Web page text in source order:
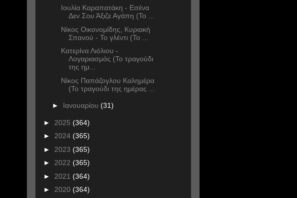
Ιουλία Καραπατάκη - Εσένα
Δεν Σου Άξιζε Αγάπη (Το ...
Νίκος Οικονομίδης, Κυριακή
Σπανού - Το γλέντι (Το ...
Κατερίνα Λιόλιου -
Λογαριασμός (Το τραγούδι
της ημ...
Νίκος Παπάζογλου Καλημέρα
(Το τραγούδι της ημέρας ...
► Ιανουαρίου (31)
► 2025 (364)
► 2024 (365)
► 2023 (365)
► 2022 (365)
► 2021 (364)
► 2020 (364)